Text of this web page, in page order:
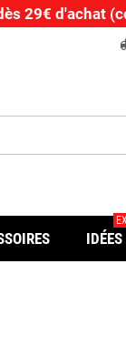
29€ d'achat